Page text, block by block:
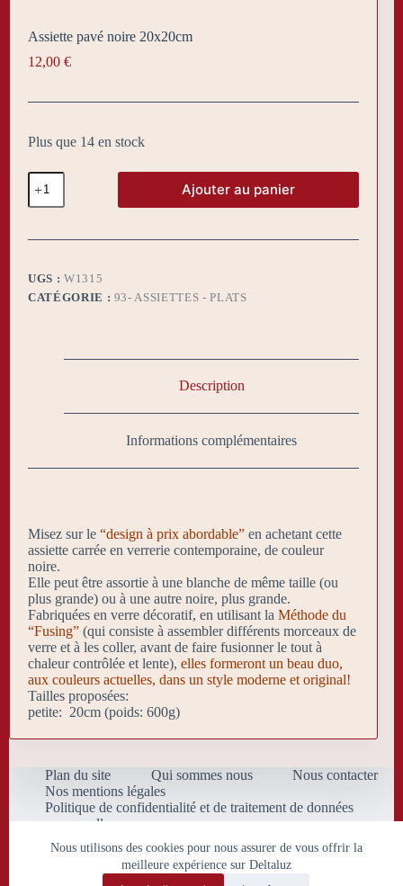
Nous utilisons des cookies pour nous assurer de vous offrir la
meilleure expérience sur Deltaluz
Assiette pavé noire 20x20cm
12,00 €
Plus que 14 en stock
quantité
de
Assiette
noire
Ajouter au panier
UGS : W1315
CATÉGORIE : 93- ASSIETTES - PLATS
Description
Informations complémentaires
Misez sur le “design à prix abordable” en achetant cette
assiette carrée en verrerie contemporaine, de couleur
noire.
Elle peut être assortie à une blanche de même taille (ou
plus grande) ou à une autre noire, plus grande.
Fabriquées en verre décoratif, en utilisant la Méthode du
“Fusing” (qui consiste à assembler différents morceaux de
verre et à les coller, avant de faire fusionner le tout à
chaleur contrôlée et lente), elles formeront un beau duo,
aux couleurs actuelles, dans un style moderne et original!
Tailles proposées:
petite: 20cm (poids: 600g)
Plan du site Qui sommes nous
Nous contacter
Nos mentions légales
Politique de confidentialité et de traitement de données
personnelles
Conditions Générales de Vente